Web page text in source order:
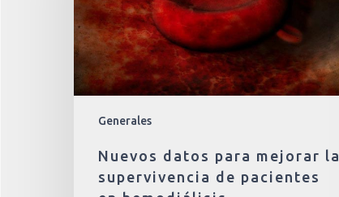
Generales
Nuevos datos para mejorar la
supervivencia de pacientes